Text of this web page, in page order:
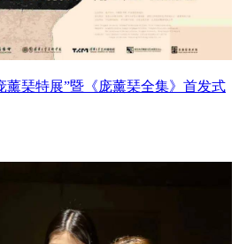
薰琹特展”暨《庞薰琹全集》首发式